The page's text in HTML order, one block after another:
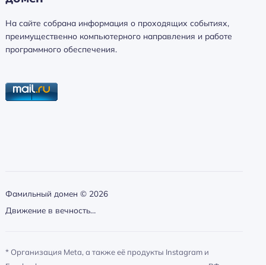
На сайте собрана информация о проходящих событиях,
преимущественно компьютерного направления и работе
программного обеспечения.
Фамильный домен © 2026
Движение в вечность…
* Организация Meta, а также её продукты Instagram и
а
й
т
и